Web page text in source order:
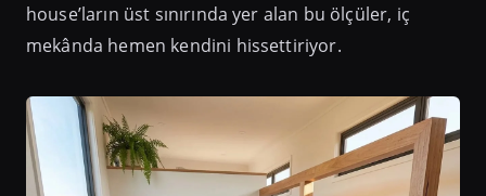
house’ların üst sınırında yer alan bu ölçüler, iç
mekânda hemen kendini hissettiriyor.